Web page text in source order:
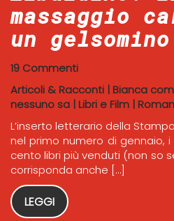
massaggio
un
19 Commenti
Articoli & Racconti | Bianca
nessuno sa | Libri e Film |
L’inserto letterario della
nel primo numero di gennaio, i
cento libri più venduti (non so
corrisponda anche […]
LEGGI